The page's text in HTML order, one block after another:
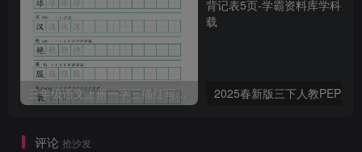
三年级语文上册一字三描红写字表字帖
评论 抢沙发